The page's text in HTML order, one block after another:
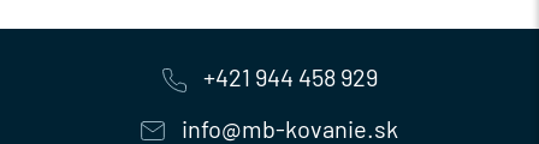
+421 944 458 929
info@mb-kovanie.sk